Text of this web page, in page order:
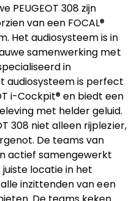
PEUGEOT 308 zijn
van een FOCAL®
Het audiosysteem is in
samenwerking met
in
audiosysteem is perfect
i-Cockpit® en biedt een
met helder geluid.
308 niet alleen rijplezier,
De teams van
actief samengewerkt
locatie in het
inzittenden van een